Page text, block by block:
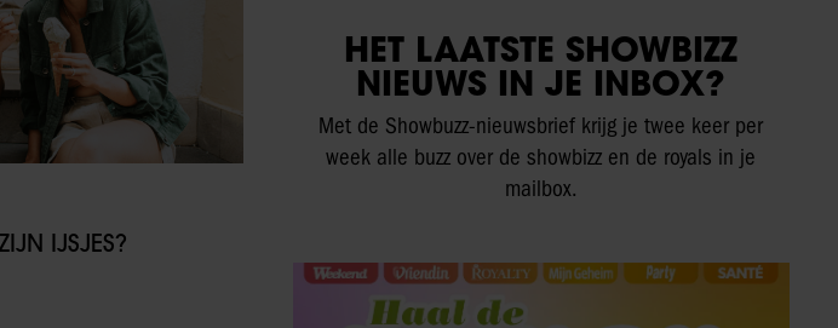
IJSJES?
HET LAATSTE SHOWBIZZ
NIEUWS IN JE INBOX?
Met de Showbuzz-nieuwsbrief krijg je twee keer per
week alle buzz over de showbizz en de royals in je
mailbox.